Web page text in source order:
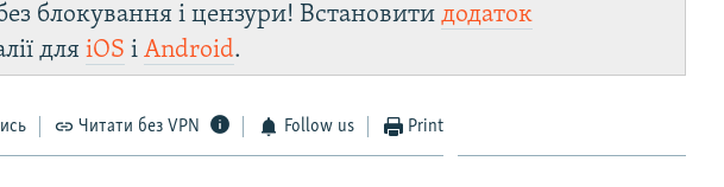
блокування і цензури! Встановитидодаток
дляiOS іAndroid.
Читати без VPN Follow us Print